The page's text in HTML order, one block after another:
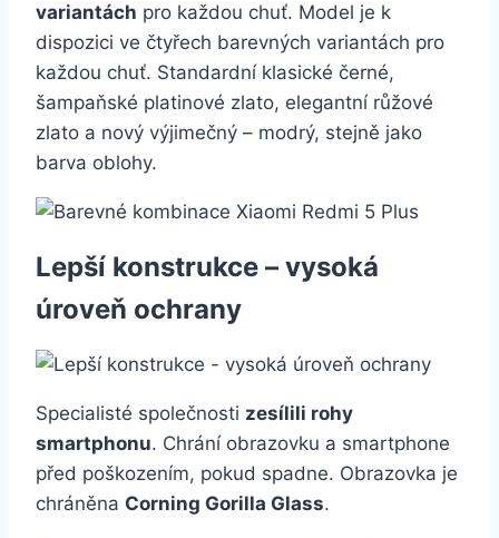
variantách pro každou chuť. Model je k
dispozici ve čtyřech barevných variantách pro
každou chuť. Standardní klasické černé,
šampaňské platinové zlato, elegantní růžové
zlato a nový výjimečný – modrý, stejně jako
barva oblohy.
Lepší konstrukce – vysoká
úroveň ochrany
Specialisté společnosti zesílili rohy
smartphonu. Chrání obrazovku a smartphone
před poškozením, pokud spadne. Obrazovka je
chráněna Corning Gorilla Glass.